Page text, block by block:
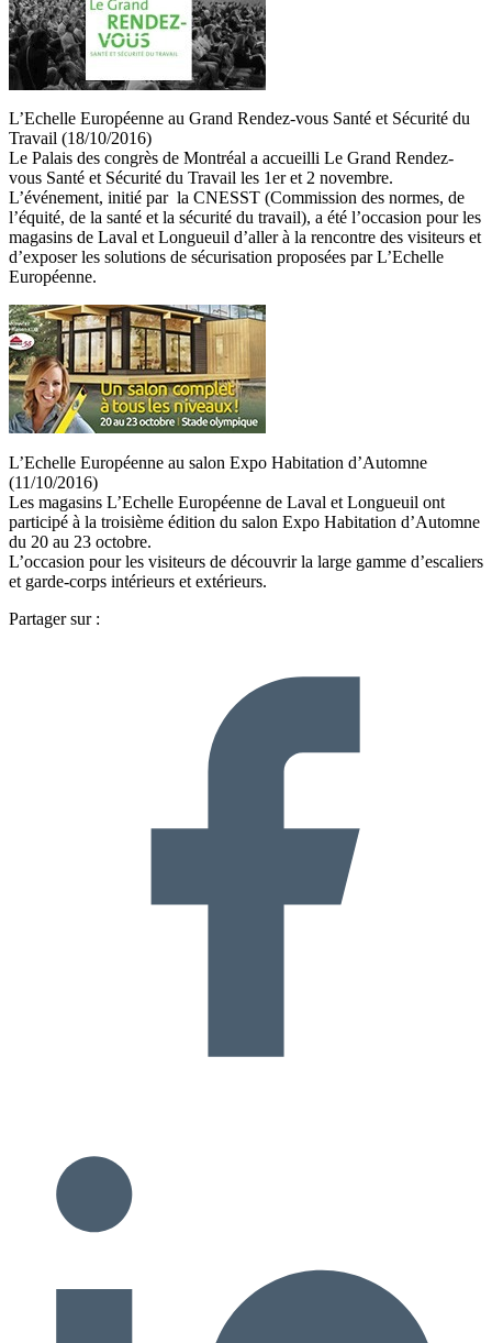
L’Echelle Européenne au Grand Rendez-vous Santé et Sécurité du
Travail (18/10/2016)
Le Palais des congrès de Montréal a accueilli Le Grand Rendez-
vous Santé et Sécurité du Travail les 1er et 2 novembre.
L’événement, initié par la CNESST (Commission des normes, de
l’équité, de la santé et la sécurité du travail), a été l’occasion pour les
magasins de Laval et Longueuil d’aller à la rencontre des visiteurs et
d’exposer les solutions de sécurisation proposées par L’Echelle
Européenne.
L’Echelle Européenne au salon Expo Habitation d’Automne
(11/10/2016)
Les magasins L’Echelle Européenne de Laval et Longueuil ont
participé à la troisième édition du salon Expo Habitation d’Automne
du 20 au 23 octobre.
L’occasion pour les visiteurs de découvrir la large gamme d’escaliers
et garde-corps intérieurs et extérieurs.
Partager sur :